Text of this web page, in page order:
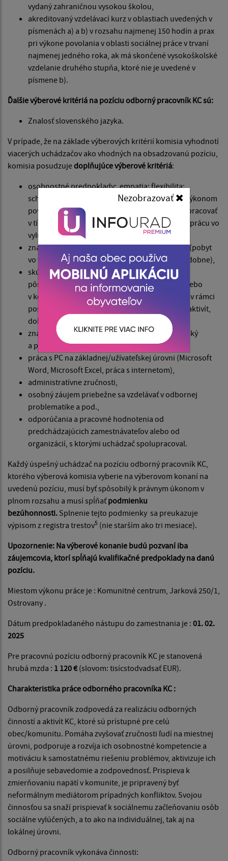
Nezobrazovať
vydaný zahraničnou vysokou školou,
akreditovaný vzdelávací kurz v oblastiach uvedených v
písmenách a) a b) v rozsahu najmenej 150 hodín a prax
pri výkone povolania v oblasti sociálnej práce v trvaní
najmenej jedného roka, ak má skončené vysokoškolské
vzdelanie druhého stupňa, ktoré nie je uvedené v
písmene b).
Ďalšie výberové kritériá na pozíciu odborný pracovník KC sú:
Znalosť slovenského jazyka.
V prípade, že na základe výberových kritérií komisia vyhodnotí
viacerých uchádzačov ako vhodných na obsadzovanú pozíciu,
komisia posudzujedoplňujúce výberové kritériá:
osobnostné predpoklady:empatia; flexibilita;
schopnosť zvládať náročné situácie, spojené s výkonom
povolania; komunikačné zručnosti; schopnosť pracovať
v tíme; schopnosť riešiť konflikty; motivácia pre prácu vo
vylúčených komunitách/lokalitách a ďalšie,
znalosť konkrétnej komunity a cieľovej skupiny (pobyt
vo vylúčenej komunite/lokalite, jeho dĺžka a podobne),
skúsenosti s prácou s cieľovou skupinou, napr.
pôsobenie v sociálne vylúčených komunitách alebo
v komunitách ohrozených sociálnym vylúčením v rámci
poskytovania sociálnych služieb, komunitných aktivít,
dobrovoľníckych alebo misijných aktivít,
znalosť jazyka cieľovej skupiny (rómsky, maďarský
a podobne),
práca s PC na základnej/užívateľskej úrovni (Microsoft
Word, Microsoft Excel, práca s internetom),
administratívne zručnosti,
osobný záujem priebežne sa vzdelávať v odbornej
problematike a pod.,
odporúčania a pracovné hodnotenia od
predchádzajúcich zamestnávateľov alebo od
organizácií, s ktorými uchádzač spolupracoval.
Každý úspešný uchádzač na pozíciu odborný pracovník KC,
ktorého výberová komisia vyberie na výberovom konaní na
uvedenú pozíciu, musí byť spôsobilý k právnym úkonom v
plnom rozsahu a musí spĺňať podmienku
bezúhonnosti. Splnenie tejto podmienky sa preukazuje
výpisom z registra trestov5 (nie starším ako tri mesiace).
Upozornenie: Na výberové konanie budú pozvaní iba
záujemcovia, ktorí spĺňajú kvalifikačné predpoklady na danú
pozíciu.
Miestom výkonu práce je : Komunitné centrum, Jarková 250/1,
Ostrovany .
Dátum predpokladaného nástupu do zamestnania je : 01. 02.
2025
Pre pracovnú pozíciu odborný pracovník KC je stanovená
hrubá mzda : 1 120 €(slovom: tisícstodvadsať EUR).
Charakteristika práce odborného pracovníka KC :
Odborný pracovník zodpovedá za realizáciu odborných
činností a aktivít KC, ktoré sú prístupné pre celú
obec/komunitu. Pomáha zvyšovať zručnosti ľudí na miestnej
úrovni, podporuje a rozvíja ich osobnostné kompetencie a
motiváciu k samostatnému riešeniu problémov, aktivizuje ich
a posilňuje sebavedomie a zodpovednosť. Prispieva k
zmierňovaniu napätí v komunite, je pripravený byť
neformálnym mediátorom prípadných konfliktov. Svojou
činnosťou sa snaží prispievať k sociálnemu začleňovaniu osôb
sociálne vylúčených, a to ako na individuálnej, tak aj na
lokálnej úrovni.
Odborný pracovník vykonáva činnosti: